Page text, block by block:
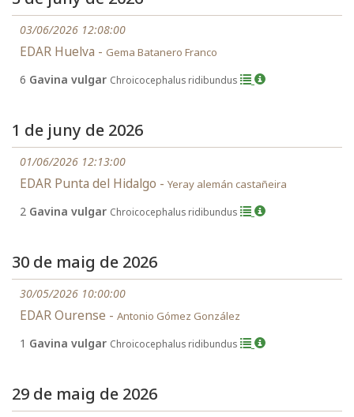
03/06/2026 12:08:00
EDAR Huelva - Gema Batanero Franco
6 Gavina vulgar Chroicocephalus ridibundus
1 de juny de 2026
01/06/2026 12:13:00
EDAR Punta del Hidalgo - Yeray alemán castañeira
2 Gavina vulgar Chroicocephalus ridibundus
30 de maig de 2026
30/05/2026 10:00:00
EDAR Ourense - Antonio Gómez González
1 Gavina vulgar Chroicocephalus ridibundus
29 de maig de 2026